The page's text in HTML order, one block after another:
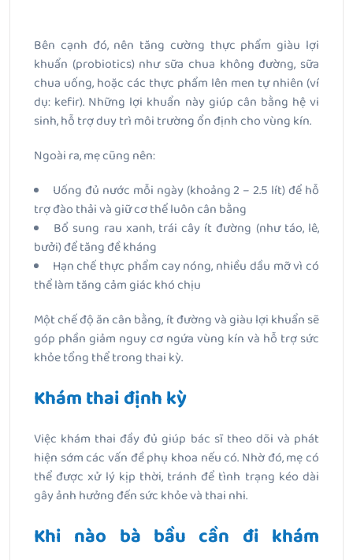
Bên cạnh đó, nên tăng cường thực phẩm giàu lợi
khuẩn (probiotics) như sữa chua không đường, sữa
chua uống, hoặc các thực phẩm lên men tự nhiên (ví
dụ: kefir). Những lợi khuẩn này giúp cân bằng hệ vi
sinh, hỗ trợ duy trì môi trường ổn định cho vùng kín.
Ngoài ra, mẹ cũng nên:
Uống đủ nước mỗi ngày (khoảng 2 – 2.5 lít) để hỗ
trợ đào thải và giữ cơ thể luôn cân bằng
Bổ sung rau xanh, trái cây ít đường (như táo, lê,
bưởi) để tăng đề kháng
Hạn chế thực phẩm cay nóng, nhiều dầu mỡ vì có
thể làm tăng cảm giác khó chịu
Một chế độ ăn cân bằng, ít đường và giàu lợi khuẩn sẽ
góp phần giảm nguy cơ ngứa vùng kín và hỗ trợ sức
khỏe tổng thể trong thai kỳ.
Khám thai định kỳ
Việc khám thai đầy đủ giúp bác sĩ theo dõi và phát
hiện sớm các vấn đề phụ khoa nếu có. Nhờ đó, mẹ có
thể được xử lý kịp thời, tránh để tình trạng kéo dài
gây ảnh hưởng đến sức khỏe và thai nhi.
Khi nào bà bầu cần đi khám